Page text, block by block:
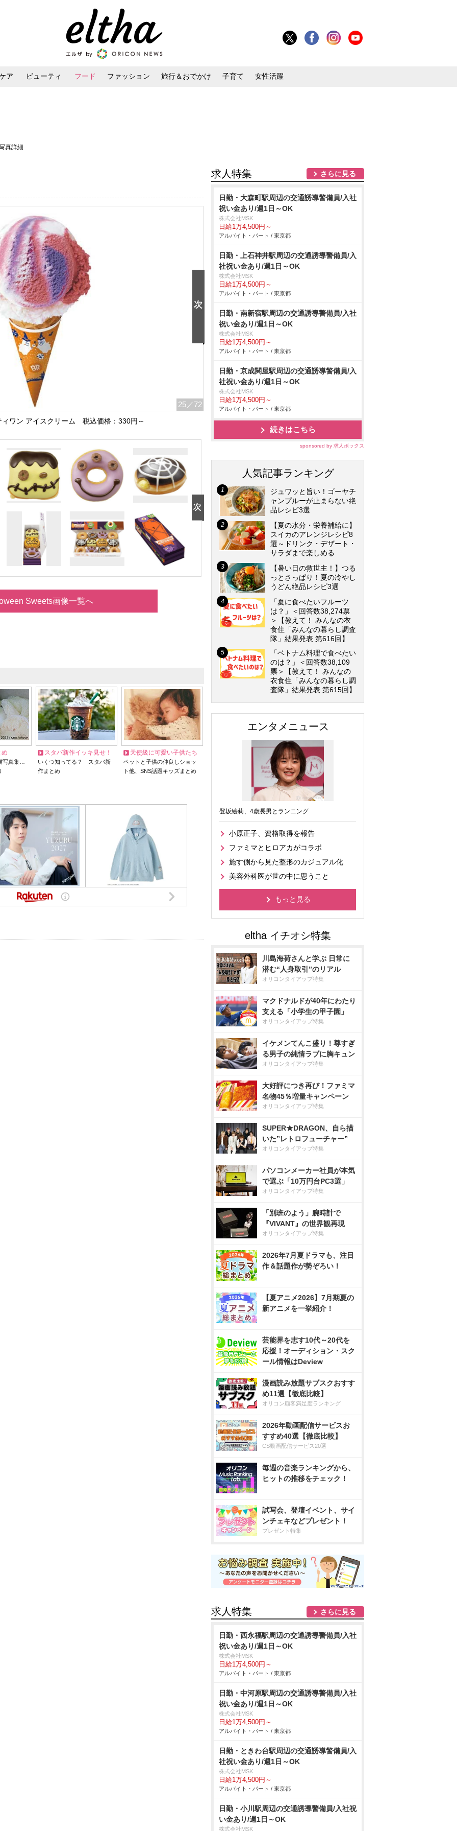
ア ビューティ フード ファッション 旅行＆おでかけ 子育て 女性活躍
真詳細
25 ／72
ィワン アイスクリーム 税込価格：330円～
Sweets画像一覧へ
め
写真集…
スタバ新作イッキ見せ！
いくつ知ってる？ スタバ新
作まとめ
天使級に可愛い子供たち
ペットと子供の仲良しショッ
ト他、SNS話題キッズまとめ
求人特集 さらに見る
日勤・大森町駅周辺の交通誘導警備員/入社
祝い金あり/週1日～OK
株式会社MSK
日給1万4,500円～
アルバイト・パート / 東京都
日勤・上石神井駅周辺の交通誘導警備員/入
社祝い金あり/週1日～OK
株式会社MSK
日給1万4,500円～
アルバイト・パート / 東京都
日勤・南新宿駅周辺の交通誘導警備員/入社
祝い金あり/週1日～OK
株式会社MSK
日給1万4,500円～
アルバイト・パート / 東京都
日勤・京成関屋駅周辺の交通誘導警備員/入
社祝い金あり/週1日～OK
株式会社MSK
日給1万4,500円～
アルバイト・パート / 東京都
続きはこちら
sponsored by 求人ボックス
人気記事ランキング
ジュワッと旨い！ゴーヤチ
ャンプルーが止まらない絶
品レシピ3選
【夏の水分・栄養補給に】
スイカのアレンジレシピ8
選～ドリンク・デザート・
サラダまで楽しめる
【暑い日の救世主！】つる
っとさっぱり！夏の冷やし
うどん絶品レシピ3選
「夏に食べたいフルーツ
は？」＜回答数38,274票
＞【教えて！ みんなの衣
食住「みんなの暮らし調査
隊」結果発表 第616回】
「ベトナム料理で食べたい
のは？」＜回答数38,109
票＞【教えて！ みんなの
衣食住「みんなの暮らし調
査隊」結果発表 第615回】
エンタメニュース
登坂絵莉、4歳長男とランニング
小原正子、資格取得を報告
ファミマとヒロアカがコラボ
施す側から見た整形のカジュアル化
美容外科医が世の中に思うこと
もっと見る
川島海荷さんと学ぶ 日常に
潜む“人身取引”のリアル
オリコンタイアップ特集
マクドナルドが40年にわたり
支える「小学生の甲子園」
オリコンタイアップ特集
イケメンてんこ盛り！尊すぎ
る男子の純情ラブに胸キュン
オリコンタイアップ特集
大好評につき再び！ファミマ
名物45％増量キャンペーン
オリコンタイアップ特集
SUPER★DRAGON、自ら描
いた”レトロフューチャー”
オリコンタイアップ特集
パソコンメーカー社員が本気
で選ぶ「10万円台PC3選」
オリコンタイアップ特集
「別班のよう」腕時計で
『VIVANT』の世界観再現
オリコンタイアップ特集
2026年7月夏ドラマも、注目
作＆話題作が勢ぞろい！
【夏アニメ2026】7月期夏の
新アニメを一挙紹介！
芸能界を志す10代～20代を
応援！オーディション・スク
ール情報はDeview
漫画読み放題サブスクおすす
め11選【徹底比較】
オリコン顧客満足度ランキング
2026年動画配信サービスお
すすめ40選【徹底比較】
CS動画配信サービス20選
毎週の音楽ランキングから、
ヒットの推移をチェック！
試写会、登壇イベント、サイ
ンチェキなどプレゼント！
プレゼント特集
求人特集 さらに見る
日勤・西永福駅周辺の交通誘導警備員/入社
祝い金あり/週1日～OK
株式会社MSK
日給1万4,500円～
アルバイト・パート / 東京都
日勤・中河原駅周辺の交通誘導警備員/入社
祝い金あり/週1日～OK
株式会社MSK
日給1万4,500円～
アルバイト・パート / 東京都
日勤・ときわ台駅周辺の交通誘導警備員/入
社祝い金あり/週1日～OK
株式会社MSK
日給1万4,500円～
アルバイト・パート / 東京都
日勤・小川駅周辺の交通誘導警備員/入社祝
い金あり/週1日～OK
株式会社MSK